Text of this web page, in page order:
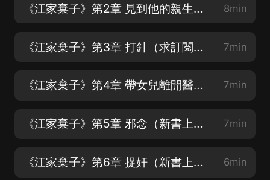
《江家棄子》第2章 見到他的親生骨肉 8min
《江家棄子》第3章 打針（求訂閱、評論、月票） 7min
《江家棄子》第4章 帶女兒離開醫院（新書上架，求月票、點讚、訂閱、收藏、轉發） 7min
《江家棄子》第5章 邪念（新書上架每日爆更至少5集，放心追更） 7min
《江家棄子》第6章 捉奸（新書上架，求月票、點讚、訂閱、收藏、轉發） 6min